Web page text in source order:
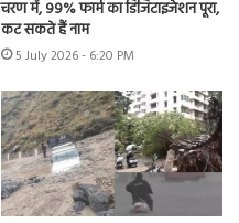
चरण में, 99% फार्म का डिजिटाइजेशन पूरा,
कट सकते हैं नाम
5 July 2026 - 6:20 PM